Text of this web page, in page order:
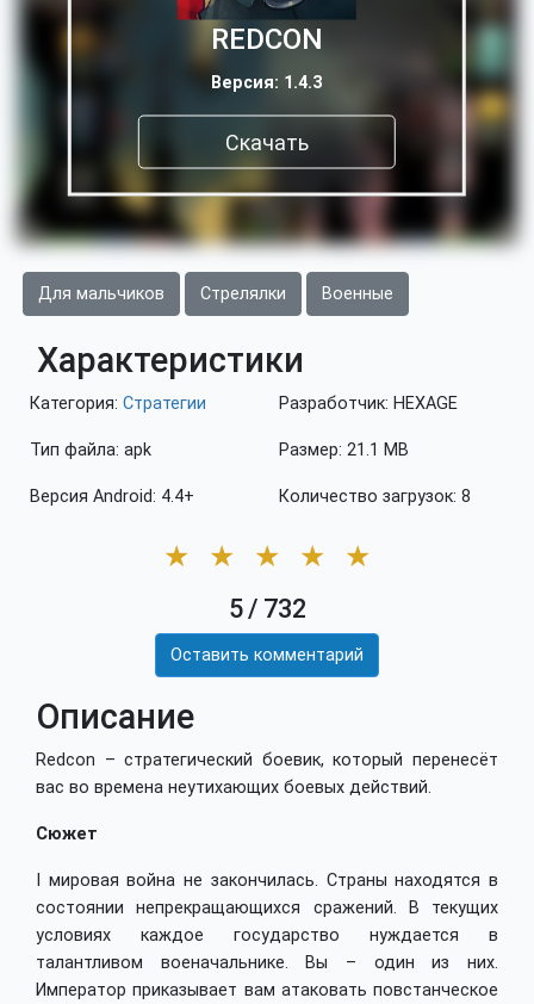
REDCON
Версия: 1.4.3
Скачать
Для мальчиков Стрелялки Военные
Характеристики
Категория: Стратегии
Тип файла: apk
Версия Android: 4.4+
Разработчик: HEXAGE
Размер: 21.1 MB
Количество загрузок: 8
★ ★ ★ ★ ★
5/ 732
Оставить комментарий
Описание
Redcon – стратегический боевик, который перенесёт
вас во времена неутихающих боевых действий.
Сюжет
I мировая война не закончилась. Страны находятся в
состоянии непрекращающихся сражений. В текущих
условиях каждое государство нуждается в
талантливом военачальнике. Вы – один из них.
Император приказывает вам атаковать повстанческое